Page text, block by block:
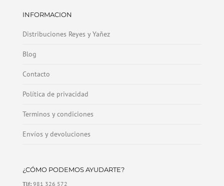
INFORMACION
Distribuciones Reyes y Yañez
Blog
Contacto
Política de privacidad
Terminos y condiciones
Envíos y devoluciones
¿CÓMO PODEMOS AYUDARTE?
Tlf:981 326 572